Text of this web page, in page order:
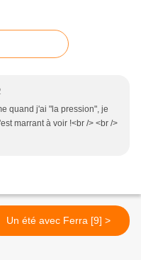
quand j'ai "la pression", je
marrant à voir !<br /> <br />
Un été avec Ferra [9] >